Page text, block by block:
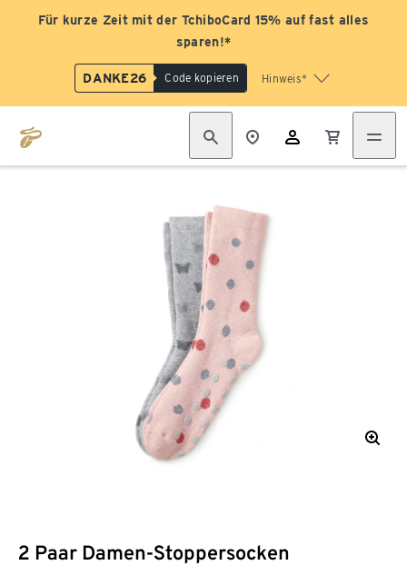
Für kurze Zeit mit der TchiboCard 15% auf fast alles
sparen!*
DANKE26 Code kopieren Hinweis*
2 Paar Damen-Stoppersocken